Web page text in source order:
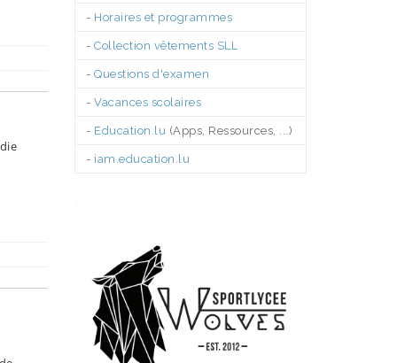
- Horaires et programmes
- Collection vêtements SLL
- Questions d'examen
- Vacances scolaires
- Education.lu (Apps, Ressources, ...)
- iam.education.lu